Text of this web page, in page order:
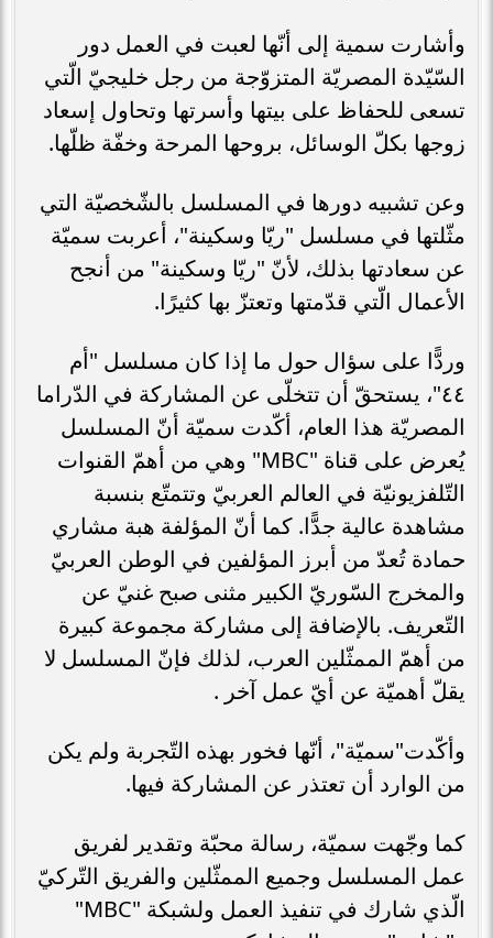
وأشارت سمية إلى أنّها لعبت في العمل دور
السّيّدة المصريّة المتزوّجة من رجل خليجيّ الّتي
تسعى للحفاظ على بيتها وأسرتها وتحاول إسعاد
زوجها بكلّ الوسائل، بروحها المرحة وخفّة ظلّها.
وعن تشبيه دورها في المسلسل بالشّخصيّة التي
مثّلتها في مسلسل "ريّا وسكينة"، أعربت سميّة
عن سعادتها بذلك، لأنّ "ريّا وسكينة" من أنجح
الأعمال الّتي قدّمتها وتعتزّ بها كثيرًا.
وردًّا على سؤال حول ما إذا كان مسلسل "أم
٤٤"، يستحقّ أن تتخلّى عن المشاركة في الدّراما
المصريّة هذا العام، أكّدت سميّة أنّ المسلسل
يُعرض على قناة "MBC" وهي من أهمّ القنوات
التّلفزيونيّة في العالم العربيّ وتتمتّع بنسبة
مشاهدة عالية جدًّا. كما أنّ المؤلفة هبة مشاري
حمادة تُعدّ من أبرز المؤلفين في الوطن العربيّ
والمخرج السّوريّ الكبير مثنى صبح غنيّ عن
التّعريف. بالإضافة إلى مشاركة مجموعة كبيرة
من أهمّ الممثّلين العرب، لذلك فإنّ المسلسل لا
يقلّ أهميّة عن أيّ عمل آخر .
وأكّدت"سميّة"، أنّها فخور بهذه التّجربة ولم يكن
من الوارد أن تعتذر عن المشاركة فيها.
كما وجّهت سميّة، رسالة محبّة وتقدير لفريق
عمل المسلسل وجميع الممثّلين والفريق التّركيّ
الّذي شارك في تنفيذ العمل ولشبكة "MBC"